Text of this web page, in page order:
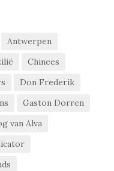
Antwerpen
Chinees
Don Frederik
Gaston Dorren
van Alva